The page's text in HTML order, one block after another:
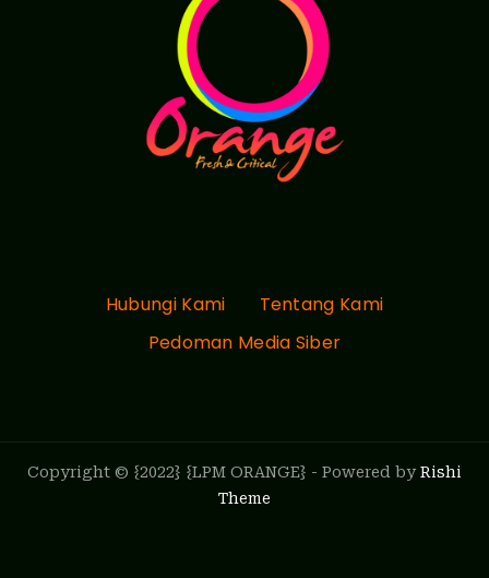
Hubungi Kami
Tentang Kami
Pedoman Media Siber
Copyright © {2022} {LPM ORANGE} - Powered byRishi
Theme